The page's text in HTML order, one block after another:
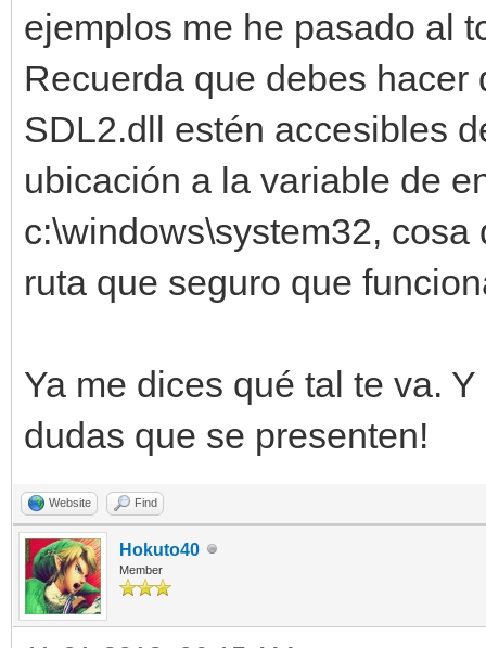
ejemplos me he pasado al
Recuerda que debes
SDL2.dll estén accesibles
ubicación a la variable de
c:\windows\system32,
ruta que seguro que
Ya me dices qué tal te va.
dudas que se presenten!
Website Find
Hokuto40
Member